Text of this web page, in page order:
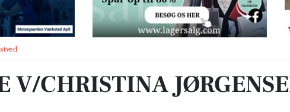
V/CHRISTINA